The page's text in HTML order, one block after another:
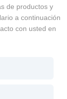
de productos y
a continuación
con usted en